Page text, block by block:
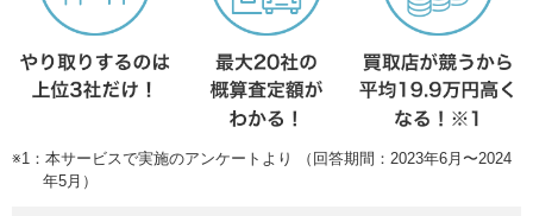
※1：本サービスで実施のアンケートより （回答期間：2023年6月〜2024
年5月）